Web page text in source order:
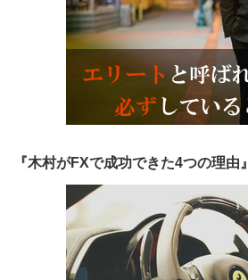
『木村がFXで成功できた4つの理由』